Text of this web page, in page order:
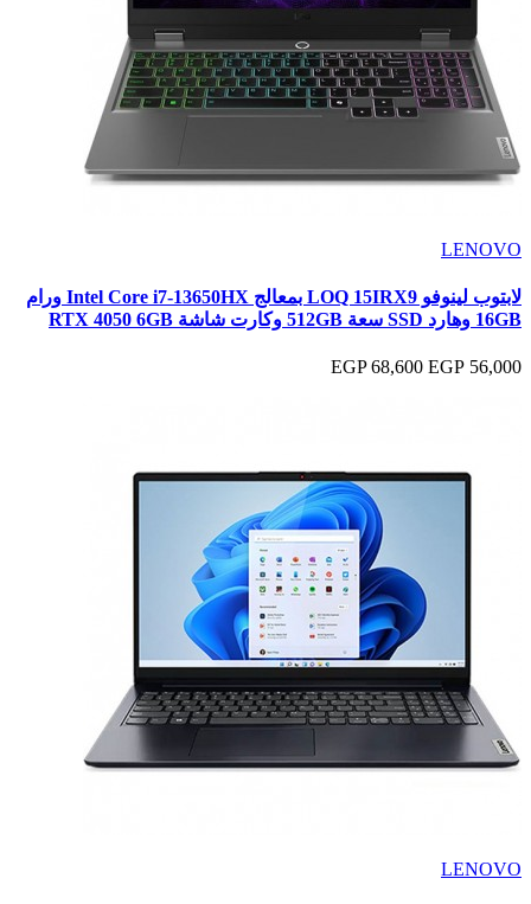
LENOVO
لابتوب لينوفو LOQ 15IRX9 بمعالج Intel Core i7-13650HX ورام
16GB وهارد SSD سعة 512GB وكارت شاشة RTX 4050 6GB
56,000 EGP
68,600 EGP
LENOVO